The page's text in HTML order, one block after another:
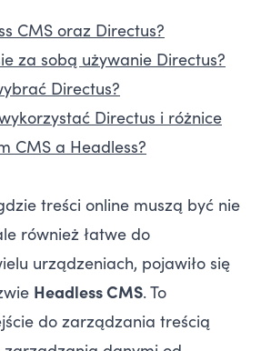
CMS oraz Directus?
za sobą używanie Directus?
Directus?
Directus i różnice
CMS a Headless?
treści online muszą być nie
również łatwe do
urządzeniach, pojawiło się
Headless CMS. To
do zarządzania treścią